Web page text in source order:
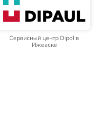
Сервисный центр Dipol в
Ижевске